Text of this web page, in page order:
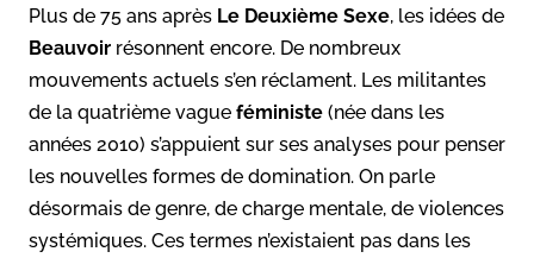
Plus de 75 ans après Le Deuxième Sexe, les idées de
Beauvoir résonnent encore. De nombreux
mouvements actuels s’en réclament. Les militantes
de la quatrième vague féministe (née dans les
années 2010) s’appuient sur ses analyses pour penser
les nouvelles formes de domination. On parle
désormais de genre, de charge mentale, de violences
systémiques. Ces termes n’existaient pas dans les